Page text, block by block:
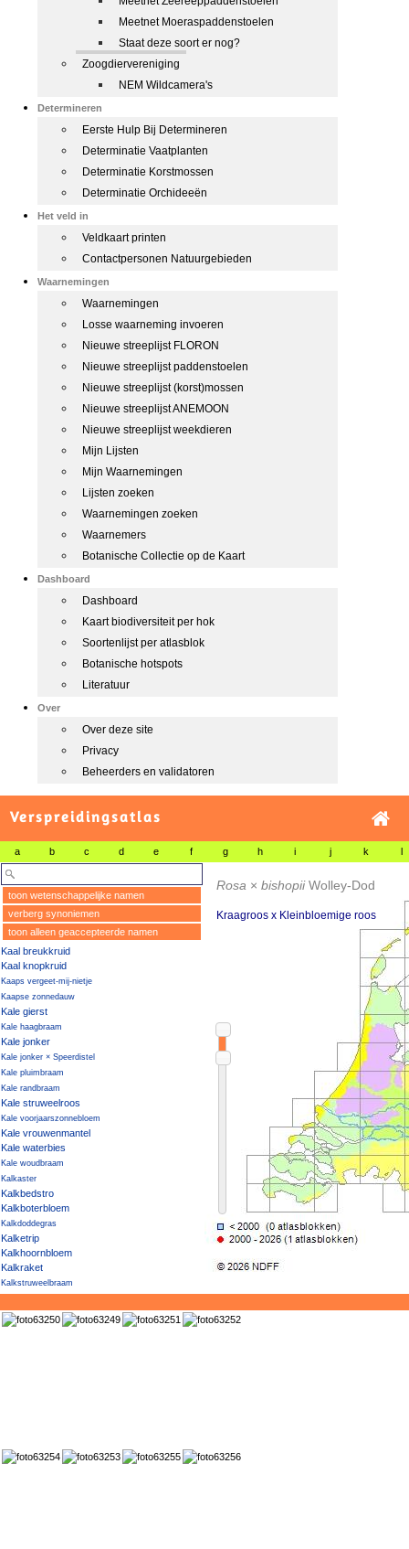
Meetnet Moeraspaddenstoelen
Staat deze soort er nog?
Zoogdiervereniging
NEM Wildcamera's
Determineren
Eerste Hulp Bij Determineren
Determinatie Vaatplanten
Determinatie Korstmossen
Determinatie Orchideeën
Het veld in
Veldkaart printen
Contactpersonen Natuurgebieden
Waarnemingen
Waarnemingen
Losse waarneming invoeren
Nieuwe streeplijst FLORON
Nieuwe streeplijst paddenstoelen
Nieuwe streeplijst (korst)mossen
Nieuwe streeplijst ANEMOON
Nieuwe streeplijst weekdieren
Mijn Lijsten
Mijn Waarnemingen
Lijsten zoeken
Waarnemingen zoeken
Waarnemers
Botanische Collectie op de Kaart
Dashboard
Dashboard
Kaart biodiversiteit per hok
Soortenlijst per atlasblok
Botanische hotspots
Literatuur
Over
Over deze site
Privacy
Beheerders en validatoren
Verspreidingsatlas
a b c d e f g h i j k l
toon wetenschappelijke namen
verberg synoniemen
toon alleen geaccepteerde namen
Kaal breukkruid
Kaal knopkruid
Kaaps vergeet-mij-nietje
Kaapse zonnedauw
Kale gierst
Kale haagbraam
Kale jonker
Kale jonker × Speerdistel
Kale pluimbraam
Kale randbraam
Kale struweelroos
Kale voorjaarszonnebloem
Kale vrouwenmantel
Kale waterbies
Kale woudbraam
Kalkaster
Kalkbedstro
Kalkboterbloem
Kalkdoddegras
Kalketrip
Kalkhoornbloem
Kalkraket
Kalkstruweelbraam
Kalkwalstro
Kalkzwenkgras
Kalmoes
Kamvaren × Smalle stekelvaren
Rosa × bishopiiWolley-Dod
Kraagroos x Kleinbloemige roos